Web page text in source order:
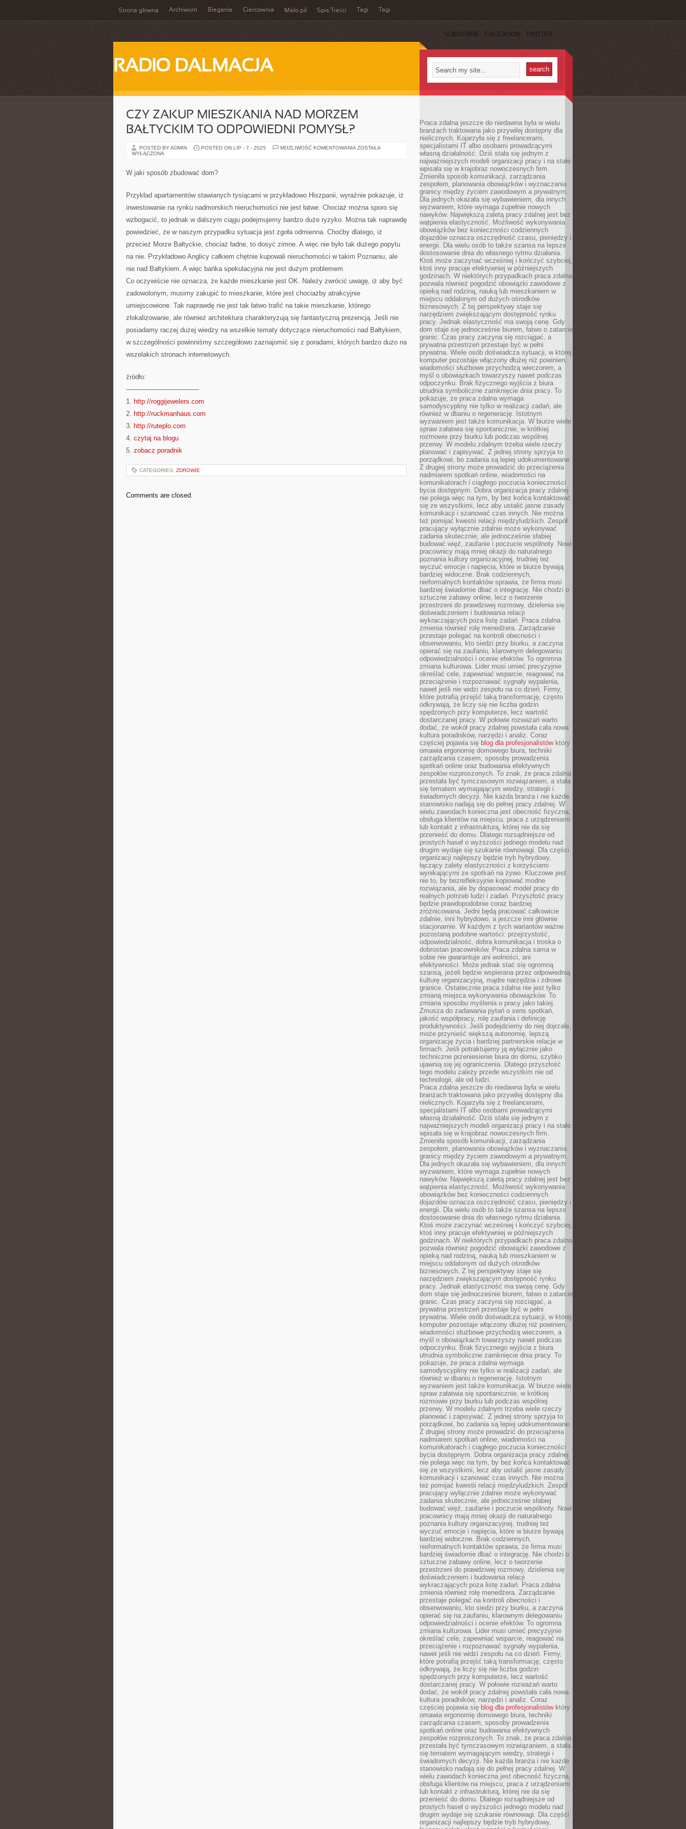
Strona główna Archiwum Bieganie Giercownia Mało pił Spis Treści Tagi Tagi
SUBSCRIBE FACEBOOK TWITTER
RADIO DALMACJA
CZY ZAKUP MIESZKANIA NAD MORZEM
BAŁTYCKIM TO ODPOWIEDNI POMYSŁ?
POSTED BY ADMIN POSTED ON LIP - 7 - 2025 MOŻLIWOŚĆ KOMENTOWANIA CZY
POMYSŁ?
ZOSTAŁA
WYŁĄCZONA
W jaki sposób zbudować dom?
Przykład apartamentów stawianych tysiącami w przykładowo Hiszpanii, wyraźnie pokazuje, iż
inwestowanie na rynku nadmorskich nieruchomości nie jest łatwe. Chociaż można sporo się
wzbogacić, to jednak w dalszym ciągu podejmujemy bardzo duże ryzyko. Można tak naprawdę
powiedzieć, że w naszym przypadku sytuacja jest zgoła odmienna. Choćby dlatego, iż
przecież Morze Bałtyckie, chociaż ładne, to dosyć zimne. A więc nie było tak dużego popytu
na nie. Przykładowo Anglicy całkiem chętnie kupowali nieruchomości w takim Poznaniu, ale
nie nad Bałtykiem. A więc bańka spekulacyjna nie jest dużym problemem.
Co oczywiście nie oznacza, że każde mieszkanie jest OK. Należy zwrócić uwagę, iż aby być
zadowolonym, musimy zakupić to mieszkanie, które jest chociażby atrakcyjnie
umiejscowione. Tak naprawdę nie jest tak łatwo trafić na takie mieszkanie, którego
zlokalizowanie, ale również architektura charakteryzują się fantastyczną prezencją. Jeśli nie
posiadamy raczej dużej wiedzy na wszelkie tematy dotyczące nieruchomości nad Bałtykiem,
w szczególności powinniśmy szczegółowo zaznajomić się z poradami, których bardzo dużo na
wszelakich stronach internetowych.
źródło:
———————————
1. http://roggijewelers.com
2. http://ruckmanhaus.com
3. http://ruteplo.com
4. czytaj na blogu
5. zobacz poradnik
CATEGORIES: ZDROWIE
Comments are closed.
Praca zdalna jeszcze do niedawna była w wielu
branżach traktowana jako przywilej dostępny dla
nielicznych. Kojarzyła się z freelancerami,
specjalistami IT albo osobami prowadzącymi
własną działalność. Dziś stała się jednym z
najważniejszych modeli organizacji pracy i na stałe
wpisała się w krajobraz nowoczesnych firm.
Zmieniła sposób komunikacji, zarządzania
zespołem, planowania obowiązków i wyznaczania
granicy między życiem zawodowym a prywatnym.
Dla jednych okazała się wybawieniem, dla innych
wyzwaniem, które wymaga zupełnie nowych
nawyków. Największą zaletą pracy zdalnej jest bez
wątpienia elastyczność. Możliwość wykonywania
obowiązków bez konieczności codziennych
dojazdów oznacza oszczędność czasu, pieniędzy i
energii. Dla wielu osób to także szansa na lepsze
dostosowanie dnia do własnego rytmu działania.
Ktoś może zaczynać wcześniej i kończyć szybciej,
ktoś inny pracuje efektywniej w późniejszych
godzinach. W niektórych przypadkach praca zdalna
pozwala również pogodzić obowiązki zawodowe z
opieką nad rodziną, nauką lub mieszkaniem w
miejscu oddalonym od dużych ośrodków
biznesowych. Z tej perspektywy staje się
narzędziem zwiększającym dostępność rynku
pracy. Jednak elastyczność ma swoją cenę. Gdy
dom staje się jednocześnie biurem, łatwo o zatarcie
granic. Czas pracy zaczyna się rozciągać, a
prywatna przestrzeń przestaje być w pełni
prywatna. Wiele osób doświadcza sytuacji, w której
komputer pozostaje włączony dłużej niż powinien,
wiadomości służbowe przychodzą wieczorem, a
myśl o obowiązkach towarzyszy nawet podczas
odpoczynku. Brak fizycznego wyjścia z biura
utrudnia symboliczne zamknięcie dnia pracy. To
pokazuje, że praca zdalna wymaga
samodyscypliny nie tylko w realizacji zadań, ale
również w dbaniu o regenerację. Istotnym
wyzwaniem jest także komunikacja. W biurze wiele
spraw załatwia się spontanicznie, w krótkiej
rozmowie przy biurku lub podczas wspólnej
przerwy. W modelu zdalnym trzeba wiele rzeczy
planować i zapisywać. Z jednej strony sprzyja to
porządkowi, bo zadania są lepiej udokumentowane.
Z drugiej strony może prowadzić do przeciążenia
nadmiarem spotkań online, wiadomości na
komunikatorach i ciągłego poczucia konieczności
bycia dostępnym. Dobra organizacja pracy zdalnej
nie polega więc na tym, by bez końca kontaktować
się ze wszystkimi, lecz aby ustalić jasne zasady
komunikacji i szanować czas innych. Nie można
też pomijać kwestii relacji międzyludzkich. Zespół
pracujący wyłącznie zdalnie może wykonywać
zadania skutecznie, ale jednocześnie słabiej
budować więź, zaufanie i poczucie wspólnoty. Nowi
pracownicy mają mniej okazji do naturalnego
poznania kultury organizacyjnej, trudniej też
wyczuć emocje i napięcia, które w biurze bywają
bardziej widoczne. Brak codziennych,
nieformalnych kontaktów sprawia, że firma musi
bardziej świadomie dbać o integrację. Nie chodzi o
sztuczne zabawy online, lecz o tworzenie
przestrzeni do prawdziwej rozmowy, dzielenia się
doświadczeniem i budowania relacji
wykraczających poza listę zadań. Praca zdalna
zmienia również rolę menedżera. Zarządzanie
przestaje polegać na kontroli obecności i
obserwowaniu, kto siedzi przy biurku, a zaczyna
opierać się na zaufaniu, klarownym delegowaniu
odpowiedzialności i ocenie efektów. To ogromna
zmiana kulturowa. Lider musi umieć precyzyjnie
określać cele, zapewniać wsparcie, reagować na
przeciążenie i rozpoznawać sygnały wypalenia,
nawet jeśli nie widzi zespołu na co dzień. Firmy,
które potrafią przejść taką transformację, często
odkrywają, że liczy się nie liczba godzin
spędzonych przy komputerze, lecz wartość
dostarczanej pracy. W połowie rozważań warto
dodać, że wokół pracy zdalnej powstała cała nowa
kultura poradników, narzędzi i analiz. Coraz
częściej pojawia się blog dla profesjonalistówktóry
omawia ergonomię domowego biura, techniki
zarządzania czasem, sposoby prowadzenia
spotkań online oraz budowania efektywnych
zespołów rozproszonych. To znak, że praca zdalna
przestała być tymczasowym rozwiązaniem, a stała
się tematem wymagającym wiedzy, strategii i
świadomych decyzji. Nie każda branża i nie każde
stanowisko nadają się do pełnej pracy zdalnej. W
wielu zawodach konieczna jest obecność fizyczna,
obsługa klientów na miejscu, praca z urządzeniami
lub kontakt z infrastrukturą, której nie da się
przenieść do domu. Dlatego rozsądniejsze od
prostych haseł o wyższości jednego modelu nad
drugim wydaje się szukanie równowagi. Dla części
organizacji najlepszy będzie tryb hybrydowy,
łączący zalety elastyczności z korzyściami
wynikającymi ze spotkań na żywo. Kluczowe jest
nie to, by bezrefleksyjnie kopiować modne
rozwiązania, ale by dopasować model pracy do
realnych potrzeb ludzi i zadań. Przyszłość pracy
będzie prawdopodobnie coraz bardziej
zróżnicowana. Jedni będą pracować całkowicie
zdalnie, inni hybrydowo, a jeszcze inni głównie
stacjonarnie. W każdym z tych wariantów ważne
pozostaną podobne wartości: przejrzystość,
odpowiedzialność, dobra komunikacja i troska o
dobrostan pracowników. Praca zdalna sama w
sobie nie gwarantuje ani wolności, ani
efektywności. Może jednak stać się ogromną
szansą, jeżeli będzie wspierana przez odpowiednią
kulturę organizacyjną, mądre narzędzia i zdrowe
granice. Ostatecznie praca zdalna nie jest tylko
zmianą miejsca wykonywania obowiązków. To
zmiana sposobu myślenia o pracy jako takiej.
Zmusza do zadawania pytań o sens spotkań,
jakość współpracy, rolę zaufania i definicję
produktywności. Jeśli podejdziemy do niej dojrzale,
może przynieść większą autonomię, lepszą
organizację życia i bardziej partnerskie relacje w
firmach. Jeśli potraktujemy ją wyłącznie jako
techniczne przeniesienie biura do domu, szybko
ujawnią się jej ograniczenia. Dlatego przyszłość
tego modelu zależy przede wszystkim nie od
technologii, ale od ludzi.
Praca zdalna jeszcze do niedawna była w wielu
branżach traktowana jako przywilej dostępny dla
nielicznych. Kojarzyła się z freelancerami,
specjalistami IT albo osobami prowadzącymi
własną działalność. Dziś stała się jednym z
najważniejszych modeli organizacji pracy i na stałe
wpisała się w krajobraz nowoczesnych firm.
Zmieniła sposób komunikacji, zarządzania
zespołem, planowania obowiązków i wyznaczania
granicy między życiem zawodowym a prywatnym.
Dla jednych okazała się wybawieniem, dla innych
wyzwaniem, które wymaga zupełnie nowych
nawyków. Największą zaletą pracy zdalnej jest bez
wątpienia elastyczność. Możliwość wykonywania
obowiązków bez konieczności codziennych
dojazdów oznacza oszczędność czasu, pieniędzy i
energii. Dla wielu osób to także szansa na lepsze
dostosowanie dnia do własnego rytmu działania.
Ktoś może zaczynać wcześniej i kończyć szybciej,
ktoś inny pracuje efektywniej w późniejszych
godzinach. W niektórych przypadkach praca zdalna
pozwala również pogodzić obowiązki zawodowe z
opieką nad rodziną, nauką lub mieszkaniem w
miejscu oddalonym od dużych ośrodków
biznesowych. Z tej perspektywy staje się
narzędziem zwiększającym dostępność rynku
pracy. Jednak elastyczność ma swoją cenę. Gdy
dom staje się jednocześnie biurem, łatwo o zatarcie
granic. Czas pracy zaczyna się rozciągać, a
prywatna przestrzeń przestaje być w pełni
prywatna. Wiele osób doświadcza sytuacji, w której
komputer pozostaje włączony dłużej niż powinien,
wiadomości służbowe przychodzą wieczorem, a
myśl o obowiązkach towarzyszy nawet podczas
odpoczynku. Brak fizycznego wyjścia z biura
utrudnia symboliczne zamknięcie dnia pracy. To
pokazuje, że praca zdalna wymaga
samodyscypliny nie tylko w realizacji zadań, ale
również w dbaniu o regenerację. Istotnym
wyzwaniem jest także komunikacja. W biurze wiele
spraw załatwia się spontanicznie, w krótkiej
rozmowie przy biurku lub podczas wspólnej
przerwy. W modelu zdalnym trzeba wiele rzeczy
planować i zapisywać. Z jednej strony sprzyja to
porządkowi, bo zadania są lepiej udokumentowane.
Z drugiej strony może prowadzić do przeciążenia
nadmiarem spotkań online, wiadomości na
komunikatorach i ciągłego poczucia konieczności
bycia dostępnym. Dobra organizacja pracy zdalnej
nie polega więc na tym, by bez końca kontaktować
się ze wszystkimi, lecz aby ustalić jasne zasady
komunikacji i szanować czas innych. Nie można
też pomijać kwestii relacji międzyludzkich. Zespół
pracujący wyłącznie zdalnie może wykonywać
zadania skutecznie, ale jednocześnie słabiej
budować więź, zaufanie i poczucie wspólnoty. Nowi
pracownicy mają mniej okazji do naturalnego
poznania kultury organizacyjnej, trudniej też
wyczuć emocje i napięcia, które w biurze bywają
bardziej widoczne. Brak codziennych,
nieformalnych kontaktów sprawia, że firma musi
bardziej świadomie dbać o integrację. Nie chodzi o
sztuczne zabawy online, lecz o tworzenie
przestrzeni do prawdziwej rozmowy, dzielenia się
doświadczeniem i budowania relacji
wykraczających poza listę zadań. Praca zdalna
zmienia również rolę menedżera. Zarządzanie
przestaje polegać na kontroli obecności i
obserwowaniu, kto siedzi przy biurku, a zaczyna
opierać się na zaufaniu, klarownym delegowaniu
odpowiedzialności i ocenie efektów. To ogromna
zmiana kulturowa. Lider musi umieć precyzyjnie
określać cele, zapewniać wsparcie, reagować na
przeciążenie i rozpoznawać sygnały wypalenia,
nawet jeśli nie widzi zespołu na co dzień. Firmy,
które potrafią przejść taką transformację, często
odkrywają, że liczy się nie liczba godzin
spędzonych przy komputerze, lecz wartość
dostarczanej pracy. W połowie rozważań warto
dodać, że wokół pracy zdalnej powstała cała nowa
kultura poradników, narzędzi i analiz. Coraz
częściej pojawia się blog dla profesjonalistówktóry
omawia ergonomię domowego biura, techniki
zarządzania czasem, sposoby prowadzenia
spotkań online oraz budowania efektywnych
zespołów rozproszonych. To znak, że praca zdalna
przestała być tymczasowym rozwiązaniem, a stała
się tematem wymagającym wiedzy, strategii i
świadomych decyzji. Nie każda branża i nie każde
stanowisko nadają się do pełnej pracy zdalnej. W
wielu zawodach konieczna jest obecność fizyczna,
obsługa klientów na miejscu, praca z urządzeniami
lub kontakt z infrastrukturą, której nie da się
przenieść do domu. Dlatego rozsądniejsze od
prostych haseł o wyższości jednego modelu nad
drugim wydaje się szukanie równowagi. Dla części
organizacji najlepszy będzie tryb hybrydowy,